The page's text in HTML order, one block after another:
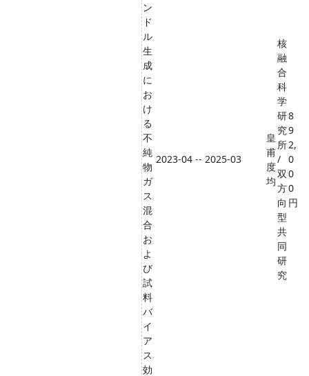
ン
ド
ル
生
成
に
お
け
る
不
純
物
ガ
ス
混
合
お
よ
び
試
料
バ
イ
ア
ス
効
2023-04 -- 2025-03
皇
甫
度
均
核
融
合
科
学
研
究
所
/
双
方
向
型
共
同
研
究
8
9
2,
0
0
0
円